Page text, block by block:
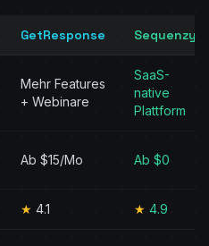
GetResponse Sequenzy
Mehr Features
+ Webinare
SaaS-
native
Plattform
Ab $15/Mo Ab $0
★ 4.1 ★ 4.9